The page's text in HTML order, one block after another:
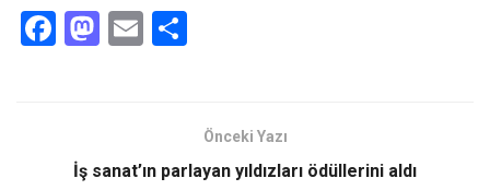
F
M
d
E
Önceki Yazı
İş sanat’ın parlayan yıldızları ödüllerini aldı